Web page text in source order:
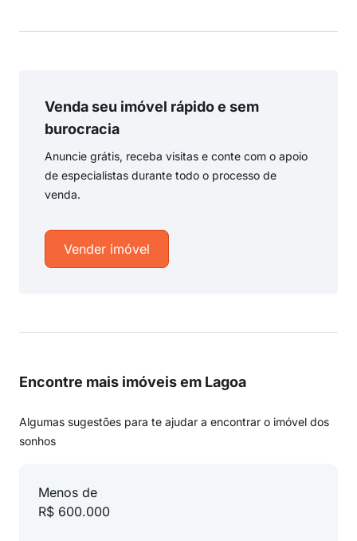
Venda seu imóvel rápido e sem
burocracia
Anuncie grátis, receba visitas e conte com o apoio
de especialistas durante todo o processo de
venda.
Vender imóvel
Encontre mais imóveis em Lagoa
Algumas sugestões para te ajudar a encontrar o imóvel dos
sonhos
Menos de
R$ 600.000